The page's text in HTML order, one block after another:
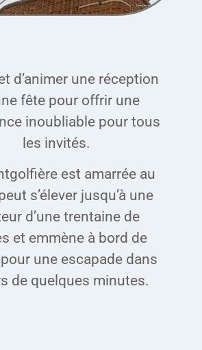
d’animer une réception
fête pour offrir une
inoubliable pour tous
les invités.
est amarrée au
s’élever jusqu’à une
d’une trentaine de
et emmène à bord de
une escapade dans
de quelques minutes.